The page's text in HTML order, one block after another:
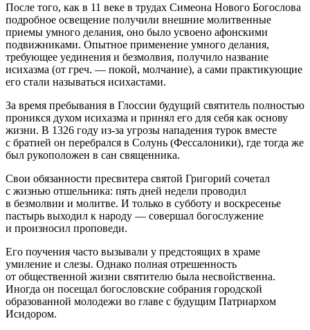
После того, как в 11 веке в трудах Симеона Нового Богослова
подробное освещение получили внешние молитвенные
приемы умного делания, оно было усвоено афонскими
подвижниками. Опытное применение умного делания,
требующее уединения и безмолвия, получило название
исихазма (от греч. — покой, молчание), а сами практикующие
его стали называться исихастами.
За время пребывания в Глоссии будущий святитель полностью
проникся духом исихазма и принял его для себя как основу
жизни. В 1326 году из-за угрозы нападения турок вместе
с братией он перебрался в Солунь (Фессалоники), где тогда же
был рукоположен в сан священника.
Свои обязанности пресвитера святой Григорий сочетал
с жизнью отшельника: пять дней недели проводил
в безмолвии и молитве. И только в субботу и воскресенье
пастырь выходил к народу — совершал богослужение
и произносил проповеди.
Его поучения часто вызывали у предстоящих в храме
умиление и слезы. Однако полная отрешенность
от общественной жизни святителю была несвойственна.
Иногда он посещал богословские собрания городской
образованной молодежи во главе с будущим Патриархом
Исидором.